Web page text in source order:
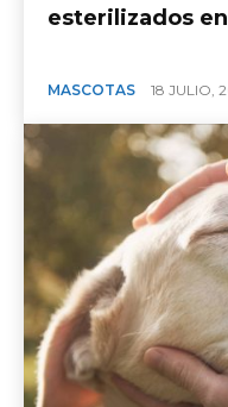
esterilizados
MASCOTAS 18 JULIO,